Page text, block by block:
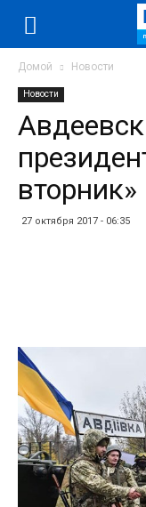
Домой Новости
Новости
27 октября 2017 - 06:35